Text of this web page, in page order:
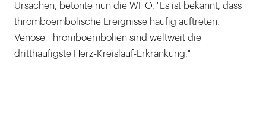
Ursachen, betonte nun die WHO. "Es ist bekannt, dass
thromboembolische Ereignisse häufig auftreten.
Venöse Thromboembolien sind weltweit die
dritthäufigste Herz-Kreislauf-Erkrankung."